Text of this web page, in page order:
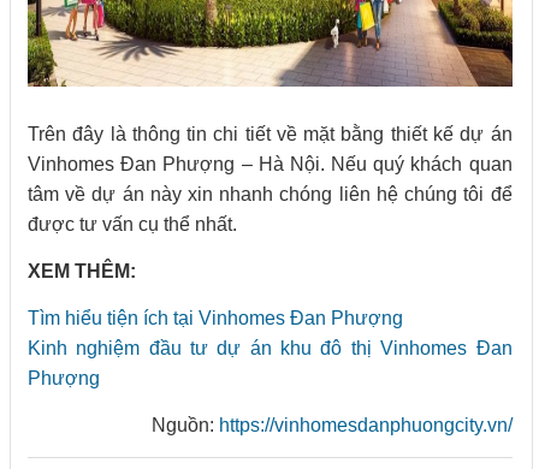
Trên đây là thông tin chi tiết về mặt bằng thiết kế dự án
Vinhomes Đan Phượng – Hà Nội. Nếu quý khách quan
tâm về dự án này xin nhanh chóng liên hệ chúng tôi để
được tư vấn cụ thể nhất.
XEM THÊM:
Tìm hiểu tiện ích tại Vinhomes Đan Phượng
Kinh nghiệm đầu tư dự án khu đô thị Vinhomes Đan
Phượng
Nguồn: https://vinhomesdanphuongcity.vn/